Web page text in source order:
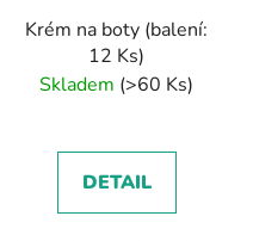
Krém na boty (balení:
12 Ks)
Skladem (>60 Ks)
DETAIL